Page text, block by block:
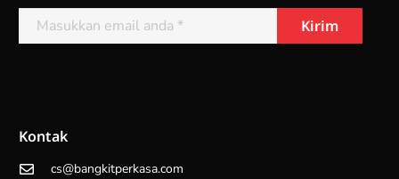
Kontak
cs@bangkitperkasa.com